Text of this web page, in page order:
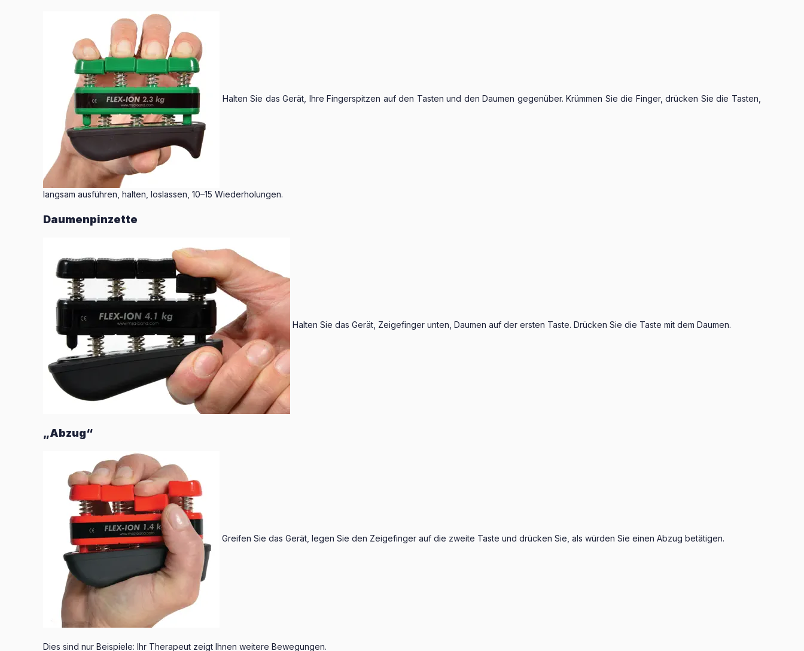
Halten Sie das Gerät, Ihre Fingerspitzen auf den Tasten und den Daumen gegenüber. Krüm­men Sie die Finger, drücken Sie die Tasten,
langsam ausführen, halten, loslassen, 10–15 Wiederholungen.
Daumenpinzette
Halten Sie das Gerät, Zeigefinger unten, Daumen auf der ersten Taste. Drücken Sie die Taste mit dem Daumen.
„Abzug“
Greifen Sie das Gerät, legen Sie den Zeigefinger auf die zweite Taste und drücken Sie, als würden Sie einen Abzug betätigen.
Dies sind nur Beispiele: Ihr Therapeut zeigt Ihnen weitere Bewegungen.